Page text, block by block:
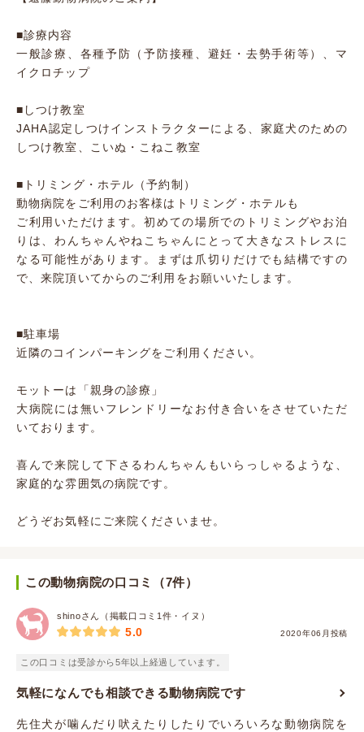
■診療内容
一般診療、各種予防（予防接種、避妊・去勢手術等）、マ
イクロチップ
■しつけ教室
JAHA認定しつけインストラクターによる、家庭犬のための
しつけ教室、こいぬ・こねこ教室
■トリミング・ホテル（予約制）
動物病院をご利用のお客様はトリミング・ホテルも
ご利用いただけます。初めての場所でのトリミングやお泊
りは、わんちゃんやねこちゃんにとって大きなストレスに
なる可能性があります。まずは爪切りだけでも結構ですの
で、来院頂いてからのご利用をお願いいたします。
■駐車場
近隣のコインパーキングをご利用ください。
モットーは「親身の診療」
大病院には無いフレンドリーなお付き合いをさせていただ
いております。
喜んで来院して下さるわんちゃんもいらっしゃるような、
家庭的な雰囲気の病院です。
どうぞお気軽にご来院くださいませ。
この動物病院の口コミ（7件）
shinoさん（掲載口コミ1件・イヌ）
2020年06月投稿
5.0
この口コミは受診から5年以上経過しています。
気軽になんでも相談できる動物病院です
先住犬が噛んだり吠えたりしたりでいろいろな動物病院を